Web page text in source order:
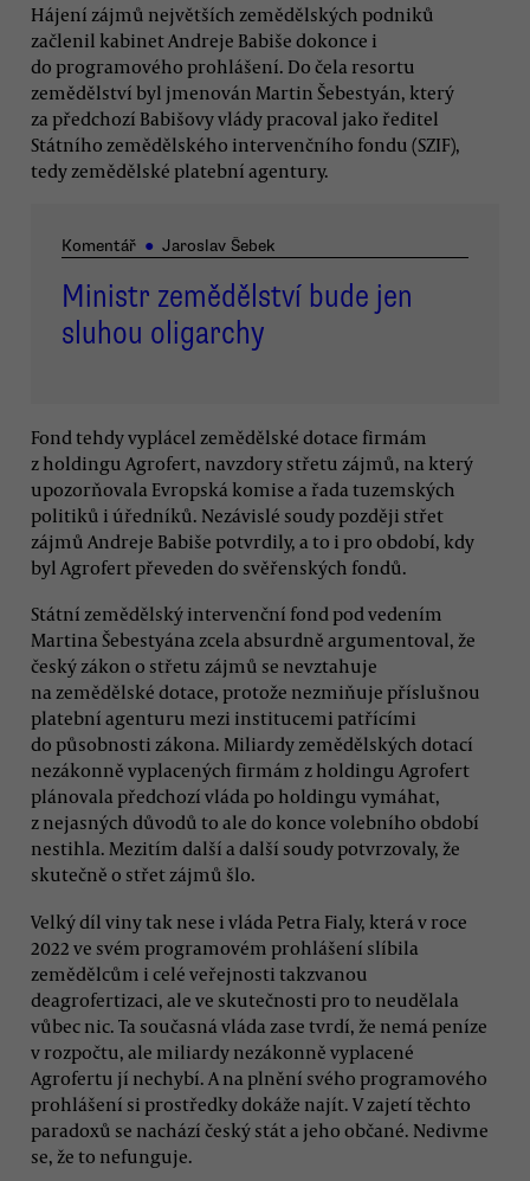
Hájení zájmů největších zemědělských podniků
začlenil kabinet Andreje Babiše dokonce i
do programového prohlášení. Do čela resortu
zemědělství byl jmenován Martin Šebestyán, který
za předchozí Babišovy vlády pracoval jako ředitel
Státního zemědělského intervenčního fondu (SZIF),
tedy zemědělské platební agentury.
Komentář ● Jaroslav Šebek
Ministr zemědělství bude jen
sluhou oligarchy
Fond tehdy vyplácel zemědělské dotace firmám
z holdingu Agrofert, navzdory střetu zájmů, na který
upozorňovala Evropská komise a řada tuzemských
politiků i úředníků. Nezávislé soudy později střet
zájmů Andreje Babiše potvrdily, a to i pro období, kdy
byl Agrofert převeden do svěřenských fondů.
Státní zemědělský intervenční fond pod vedením
Martina Šebestyána zcela absurdně argumentoval, že
český zákon o střetu zájmů se nevztahuje
na zemědělské dotace, protože nezmiňuje příslušnou
platební agenturu mezi institucemi patřícími
do působnosti zákona. Miliardy zemědělských dotací
nezákonně vyplacených firmám z holdingu Agrofert
plánovala předchozí vláda po holdingu vymáhat,
z nejasných důvodů to ale do konce volebního období
nestihla. Mezitím další a další soudy potvrzovaly, že
skutečně o střet zájmů šlo.
Velký díl viny tak nese i vláda Petra Fialy, která v roce
2022 ve svém programovém prohlášení slíbila
zemědělcům i celé veřejnosti takzvanou
deagrofertizaci, ale ve skutečnosti pro to neudělala
vůbec nic. Ta současná vláda zase tvrdí, že nemá peníze
v rozpočtu, ale miliardy nezákonně vyplacené
Agrofertu jí nechybí. A na plnění svého programového
prohlášení si prostředky dokáže najít. V zajetí těchto
paradoxů se nachází český stát a jeho občané. Nedivme
se, že to nefunguje.